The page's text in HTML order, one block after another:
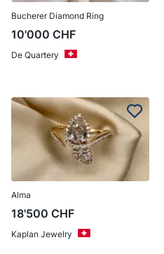
Bucherer Diamond Ring
10'000 CHF
De Quartery
Alma
18'500 CHF
Kaplan Jewelry